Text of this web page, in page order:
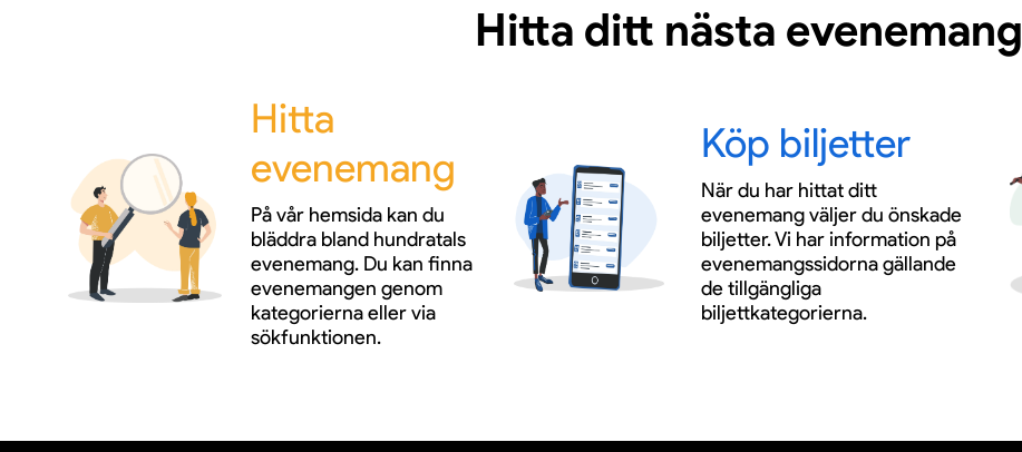
Hitta ditt nästa evenemang
Hitta
evenemang
På vår hemsida kan du
bläddra bland hundratals
evenemang. Du kan finna
evenemangen genom
kategorierna eller via
sökfunktionen.
Köp biljetter
När du har hittat ditt
evenemang väljer du önskade
biljetter. Vi har information på
evenemangssidorna gällande
de tillgängliga
biljettkategorierna.